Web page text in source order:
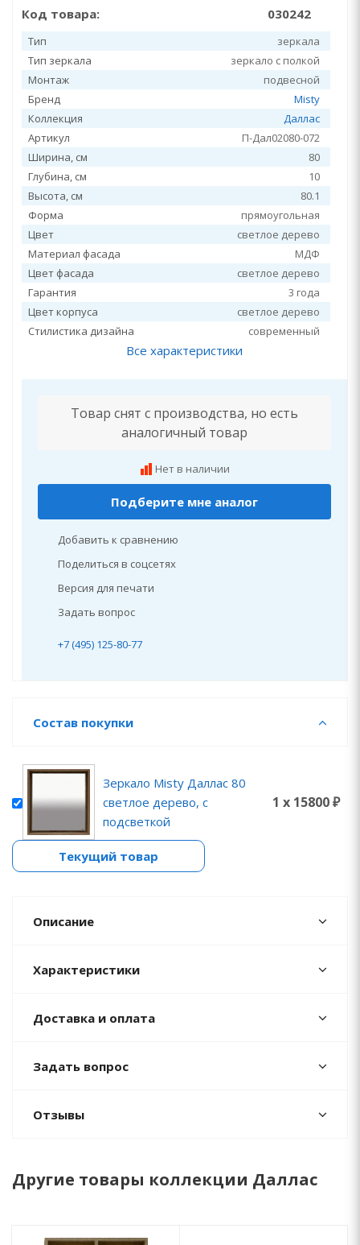
Код товара: 030242
Тип
зеркала
Тип зеркала
зеркало с полкой
Монтаж
подвесной
Бренд
Misty
Коллекция
Даллас
Артикул
П-Дал02080-072
Ширина, см
80
Глубина, см
10
Высота, см
80.1
Форма
прямоугольная
Цвет
светлое дерево
Материал фасада
МДФ
Цвет фасада
светлое дерево
Гарантия
3 года
Цвет корпуса
светлое дерево
Стилистика дизайна
современный
Все характеристики
Товар снят с производства, но есть
аналогичный товар
Нет в наличии
Подберите мне аналог
Добавить к сравнению
Поделиться в соцсетях
Версия для печати
Задать вопрос
+7 (495) 125-80-77
Состав покупки
Зеркало Misty Даллас 80
светлое дерево, с
подсветкой
1 x 15800 ₽
Текущий товар
Описание
Характеристики
Доставка и оплата
Задать вопрос
Отзывы
Другие товары коллекции Даллас